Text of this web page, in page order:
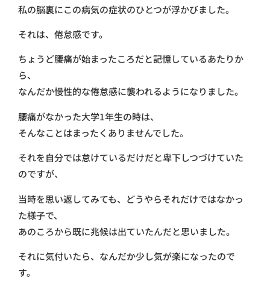
私の脳裏にこの病気の症状のひとつが浮かびました。
それは、倦怠感です。
ちょうど腰痛が始まったころだと記憶しているあたりか
ら、
なんだか慢性的な倦怠感に襲われるようになりました。
腰痛がなかった大学1年生の時は、
そんなことはまったくありませんでした。
それを自分では怠けているだけだと卑下しつづけていた
のですが、
当時を思い返してみても、どうやらそれだけではなかっ
た様子で、
あのころから既に兆候は出ていたんだと思いました。
それに気付いたら、なんだか少し気が楽になったので
す。